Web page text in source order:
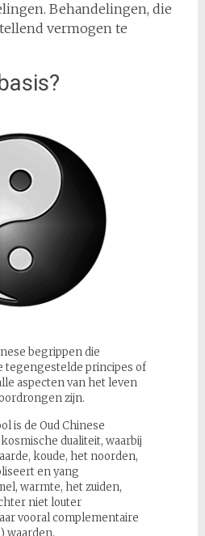
Behandelingen, die
vermogen te
begrippen die
tegengestelde principes of
aspecten van het leven
zijn.
is de Oud Chinese
dualiteit, waarbij
koude, het noorden,
en yang
warmte, het zuiden,
niet louter
vooral complementaire
waarden.